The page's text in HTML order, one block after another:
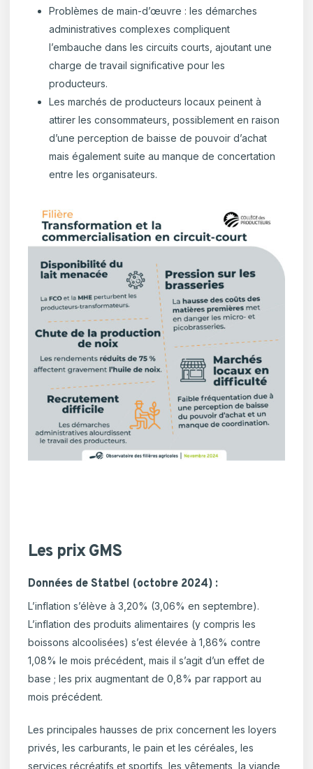
Problèmes de main-d’œuvre : les démarches
administratives complexes compliquent
l’embauche dans les circuits courts, ajoutant une
charge de travail significative pour les
producteurs.
Les marchés de producteurs locaux peinent à
attirer les consommateurs, possiblement en raison
d’une perception de baisse de pouvoir d’achat
mais également suite au manque de concertation
entre les organisateurs.
Les prix GMS
Données de Statbel (octobre 2024) :
L’inflation s’élève à 3,20% (3,06% en septembre).
L’inflation des produits alimentaires (y compris les
boissons alcoolisées) s’est élevée à 1,86% contre
1,08% le mois précédent, mais il s’agit d’un effet de
base ; les prix augmentant de 0,8% par rapport au
mois précédent.
Les principales hausses de prix concernent les loyers
privés, les carburants, le pain et les céréales, les
services récréatifs et sportifs, les vêtements, la viande,